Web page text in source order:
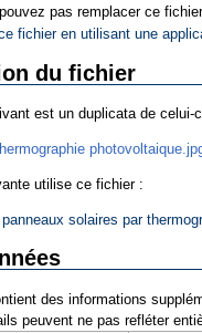
pas remplacer ce
fichier en utilisant une
du fichier
est un duplicata de celui-
utilise ce fichier :
solaires par
des informations
peuvent ne pas refléter